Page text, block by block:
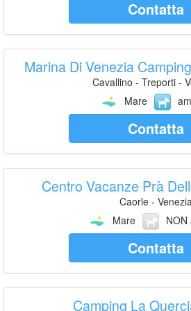
Contatta
Marina Di Venezia
Cavallino - Treporti -
Mare
Contatta
Centro Vacanze Prà
Caorle - Venezia
Mare
NON
Contatta
Camping La